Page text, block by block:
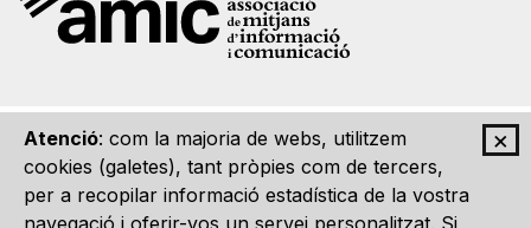
×
Atenció: com la majoria de webs, utilitzem
cookies (galetes), tant pròpies com de tercers,
per a recopilar informació estadística de la vostra
navegació i oferir-vos un servei personalitzat. Si
Qui som Contacte Imatge Gràfica Avís legal